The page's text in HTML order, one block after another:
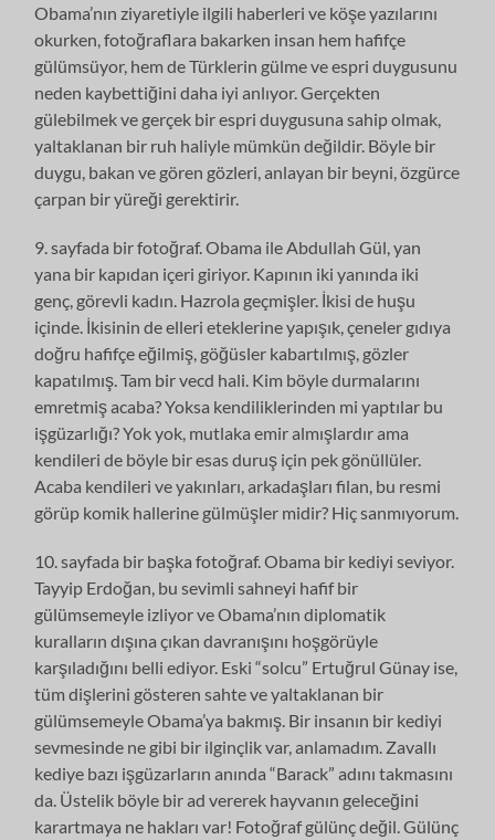
Obama’nın ziyaretiyle ilgili haberleri ve köşe yazılarını
okurken, fotoğraflara bakarken insan hem hafifçe
gülümsüyor, hem de Türklerin gülme ve espri duygusunu
neden kaybettiğini daha iyi anlıyor. Gerçekten
gülebilmek ve gerçek bir espri duygusuna sahip olmak,
yaltaklanan bir ruh haliyle mümkün değildir. Böyle bir
duygu, bakan ve gören gözleri, anlayan bir beyni, özgürce
çarpan bir yüreği gerektirir.
9. sayfada bir fotoğraf. Obama ile Abdullah Gül, yan
yana bir kapıdan içeri giriyor. Kapının iki yanında iki
genç, görevli kadın. Hazrola geçmişler. İkisi de huşu
içinde. İkisinin de elleri eteklerine yapışık, çeneler gıdıya
doğru hafifçe eğilmiş, göğüsler kabartılmış, gözler
kapatılmış. Tam bir vecd hali. Kim böyle durmalarını
emretmiş acaba? Yoksa kendiliklerinden mi yaptılar bu
işgüzarlığı? Yok yok, mutlaka emir almışlardır ama
kendileri de böyle bir esas duruş için pek gönüllüler.
Acaba kendileri ve yakınları, arkadaşları filan, bu resmi
görüp komik hallerine gülmüşler midir? Hiç sanmıyorum.
10. sayfada bir başka fotoğraf. Obama bir kediyi seviyor.
Tayyip Erdoğan, bu sevimli sahneyi hafif bir
gülümsemeyle izliyor ve Obama’nın diplomatik
kuralların dışına çıkan davranışını hoşgörüyle
karşıladığını belli ediyor. Eski “solcu” Ertuğrul Günay ise,
tüm dişlerini gösteren sahte ve yaltaklanan bir
gülümsemeyle Obama’ya bakmış. Bir insanın bir kediyi
sevmesinde ne gibi bir ilginçlik var, anlamadım. Zavallı
kediye bazı işgüzarların anında “Barack” adını takmasını
da. Üstelik böyle bir ad vererek hayvanın geleceğini
karartmaya ne hakları var! Fotoğraf gülünç değil. Gülünç